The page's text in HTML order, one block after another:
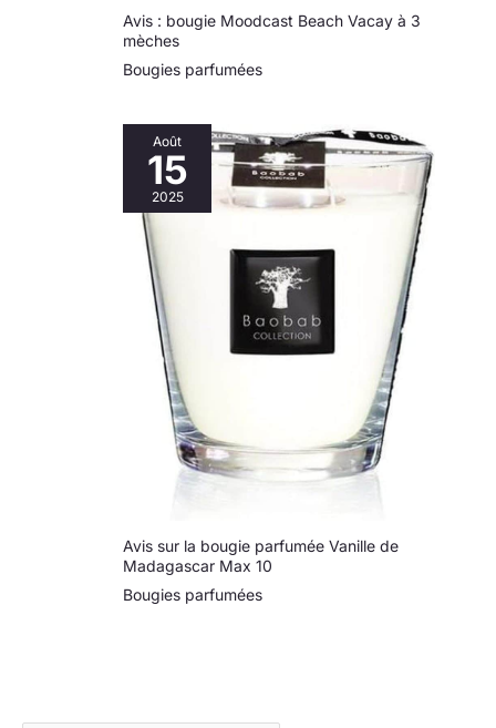
Avis : bougie Moodcast Beach Vacay à 3
mèches
Bougies parfumées
Août
15
2025
Avis sur la bougie parfumée Vanille de
Madagascar Max 10
Bougies parfumées